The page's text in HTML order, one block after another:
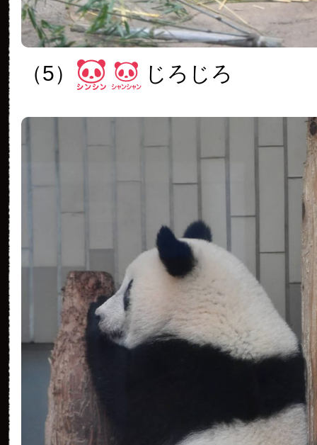
（5） じろじろ